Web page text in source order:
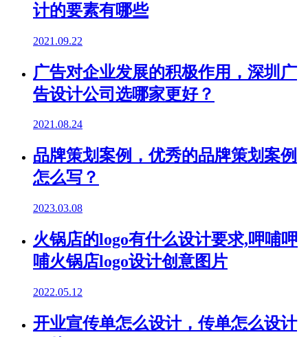
计的要素有哪些
2021.09.22
广告对企业发展的积极作用，深圳广
告设计公司选哪家更好？
2021.08.24
品牌策划案例，优秀的品牌策划案例
怎么写？
2023.03.08
火锅店的logo有什么设计要求,呷哺呷
哺火锅店logo设计创意图片
2022.05.12
开业宣传单怎么设计，传单怎么设计